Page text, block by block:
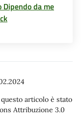
Dipendo da me
articolo è stato
Attribuzione 3.0